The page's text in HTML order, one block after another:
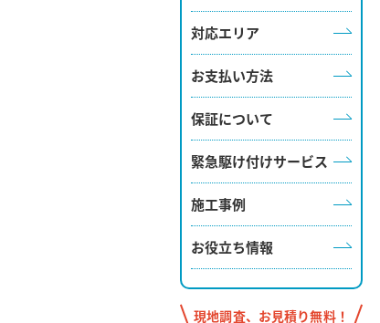
対応エリア
お支払い方法
保証について
緊急駆け付けサービス
施工事例
お役立ち情報
現地調査、お見積り無料！